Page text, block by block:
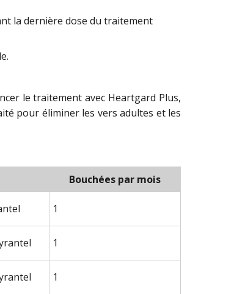
la dernière dose du traitement
le traitement avec Heartgard Plus,
pour éliminer les vers adultes et les
Bouchées par mois
1
1
1